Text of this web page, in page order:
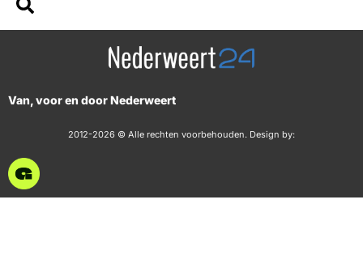
Van, voor en door Nederweert
2012-2026 © Alle rechten voorbehouden. Design by: